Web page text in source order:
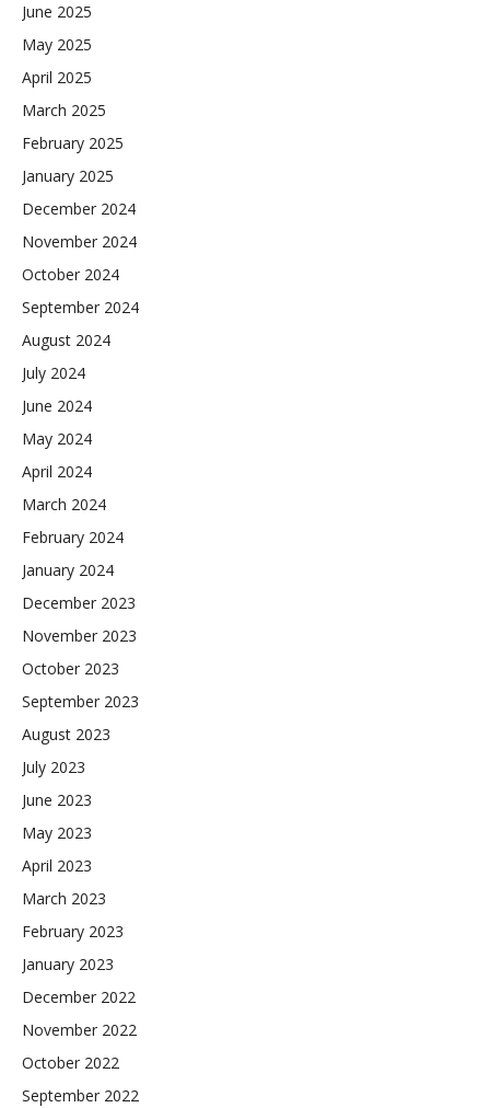
June 2025
May 2025
April 2025
March 2025
February 2025
January 2025
December 2024
November 2024
October 2024
September 2024
August 2024
July 2024
June 2024
May 2024
April 2024
March 2024
February 2024
January 2024
December 2023
November 2023
October 2023
September 2023
August 2023
July 2023
June 2023
May 2023
April 2023
March 2023
February 2023
January 2023
December 2022
November 2022
October 2022
September 2022